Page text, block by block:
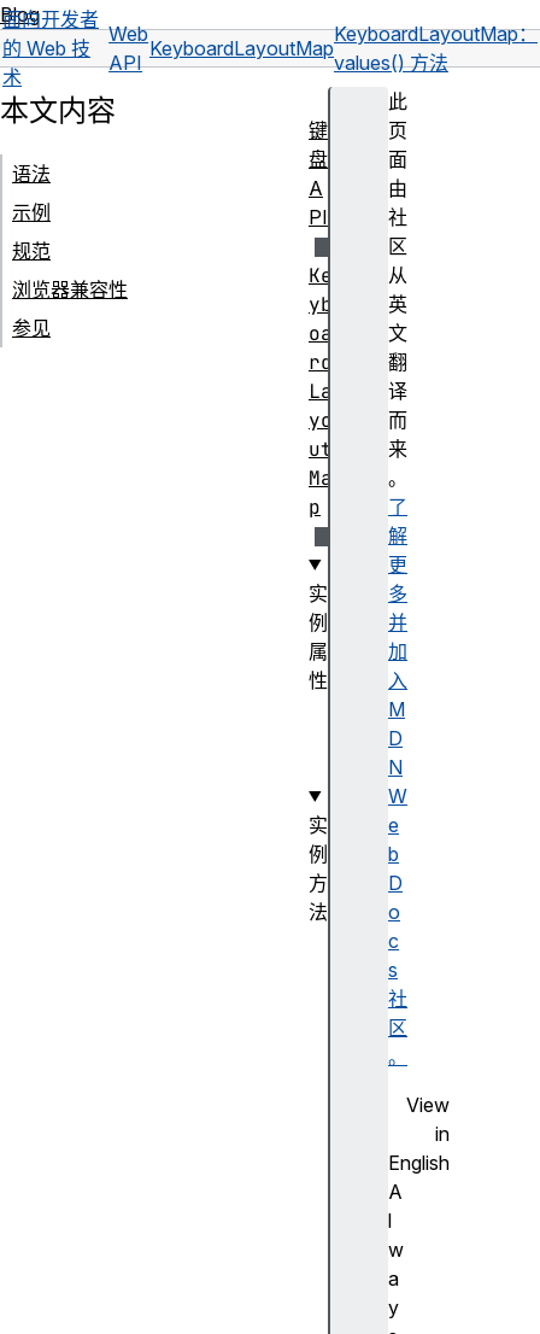
Blog
面向开发者
的 Web 技
术
Web
API
KeyboardLayoutMap
KeyboardLayoutMap：
values() 方法
此
页
面
由
社
区
从
英
文
翻
译
而
来
。
了
解
更
多
并
加
入
M
D
N
W
e
b
D
o
c
s
社
区
。
View
in
English
A
l
w
a
y
本文内容
语法
示例
规范
浏览器兼容性
参见
键
盘
A
PI
Ke
yb
oa
rd
La
yo
ut
Ma
p
实
例
属
性
实
例
方
法